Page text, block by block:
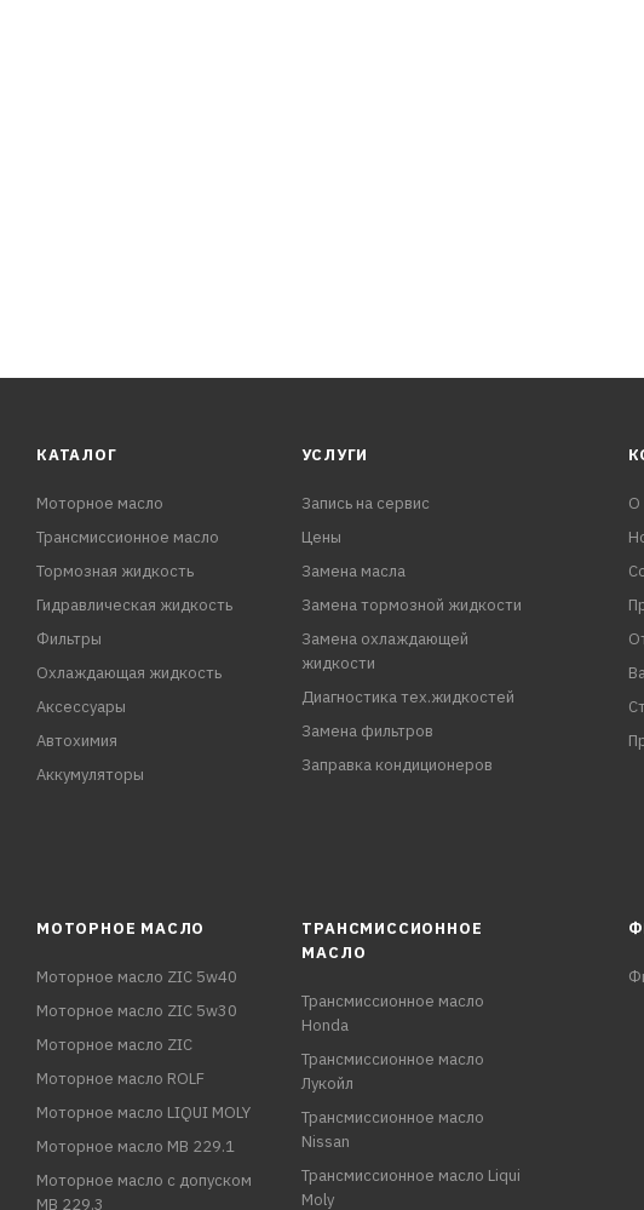
КАТАЛОГ
Моторное масло
Трансмиссионное масло
Тормозная жидкость
Гидравлическая жидкость
Фильтры
Охлаждающая жидкость
Аксессуары
Автохимия
Аккумуляторы
УСЛУГИ
Запись на сервис
Цены
Замена масла
Замена тормозной жидкости
Замена охлаждающей
жидкости
Диагностика тех.жидкостей
Замена фильтров
Заправка кондиционеров
О
МОТОРНОЕ МАСЛО
Моторное масло ZIC 5w40
Моторное масло ZIC 5w30
Моторное масло ZIC
Моторное масло ROLF
Моторное масло LIQUI MOLY
Моторное масло MB 229.1
Моторное масло с допуском
MB 229.3
ТРАНСМИССИОННОЕ
МАСЛО
Трансмиссионное масло
Honda
Трансмиссионное масло
Лукойл
Трансмиссионное масло
Nissan
Трансмиссионное масло Liqui
Moly